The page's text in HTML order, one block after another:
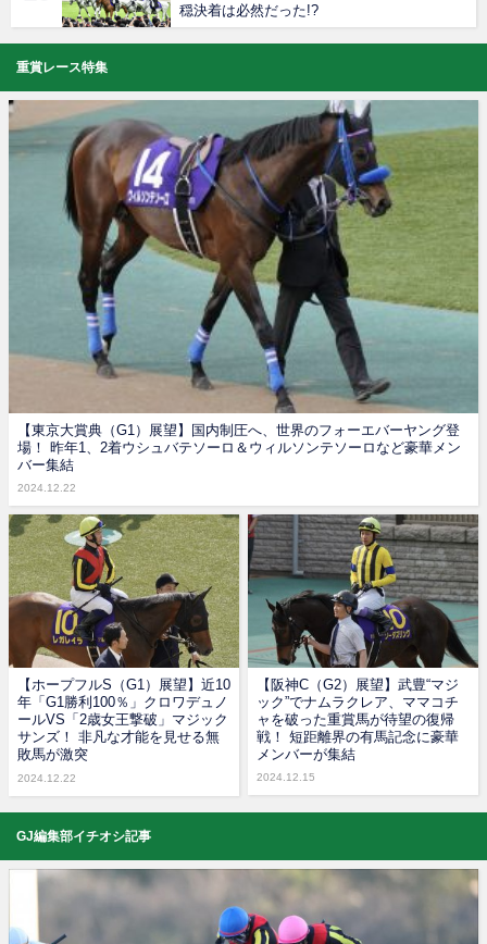
穏決着は必然だった!?
重賞レース特集
【東京大賞典（G1）展望】国内制圧へ、世界のフォーエバーヤング登
場！ 昨年1、2着ウシュバテソーロ＆ウィルソンテソーロなど豪華メン
バー集結
2024.12.22
【ホープフルS（G1）展望】近10
年「G1勝利100％」クロワデュノ
ールVS「2歳女王撃破」マジック
サンズ！ 非凡な才能を見せる無
敗馬が激突
2024.12.22
【阪神C（G2）展望】武豊“マジ
ック”でナムラクレア、ママコチ
ャを破った重賞馬が待望の復帰
戦！ 短距離界の有馬記念に豪華
メンバーが集結
2024.12.15
GJ編集部イチオシ記事